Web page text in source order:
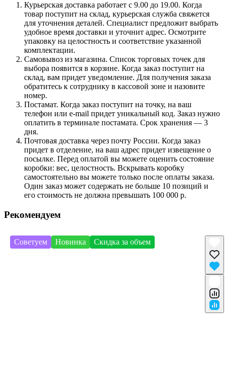
Курьерская доставка работает с 9.00 до 19.00. Когда
товар поступит на склад, курьерская служба свяжется
для уточнения деталей. Специалист предложит выбрать
удобное время доставки и уточнит адрес. Осмотрите
упаковку на целостность и соответствие указанной
комплектации.
Самовывоз из магазина. Список торговых точек для
выбора появится в корзине. Когда заказ поступит на
склад, вам придет уведомление. Для получения заказа
обратитесь к сотруднику в кассовой зоне и назовите
номер.
Постамат. Когда заказ поступит на точку, на ваш
телефон или e-mail придет уникальный код. Заказ нужно
оплатить в терминале постамата. Срок хранения — 3
дня.
Почтовая доставка через почту России. Когда заказ
придет в отделение, на ваш адрес придет извещение о
посылке. Перед оплатой вы можете оценить состояние
коробки: вес, целостность. Вскрывать коробку
самостоятельно вы можете только после оплаты заказа.
Один заказ может содержать не больше 10 позиций и
его стоимость не должна превышать 100 000 р.
Рекомендуем
Советуем Новинка Скидка за объем